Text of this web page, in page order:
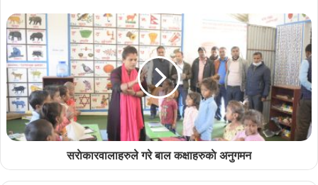
सराेकारवालाहरुले गरे बाल कक्षाहरुकाे अनुगमन